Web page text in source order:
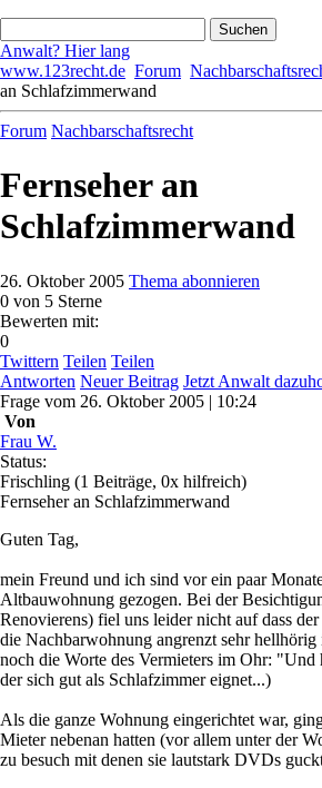
Anwalt? Hier lang
www.123recht.de Forum
an Schlafzimmerwand
Forum Nachbarschaftsrecht
Fernseher an
Schlafzimmerwand
26. Oktober 2005 Thema abonnieren
0 von 5 Sterne
Bewerten mit:
0
Twittern Teilen Teilen
Antworten Neuer Beitrag Jetzt Anwalt
Frage vom 26. Oktober 2005 | 10:24
Von
Frau W.
Status:
Frischling (1 Beiträge, 0x hilfreich)
Fernseher an Schlafzimmerwand
Guten Tag,
mein Freund und ich sind vor ein paar
Altbauwohnung gezogen. Bei der
Renovierens) fiel uns leider nicht auf dass
die Nachbarwohnung angrenzt sehr
noch die Worte des Vermieters im Ohr:
der sich gut als Schlafzimmer eignet...)
Als die ganze Wohnung eingerichtet war,
Mieter nebenan hatten (vor allem unter der
zu besuch mit denen sie lautstark DVDs